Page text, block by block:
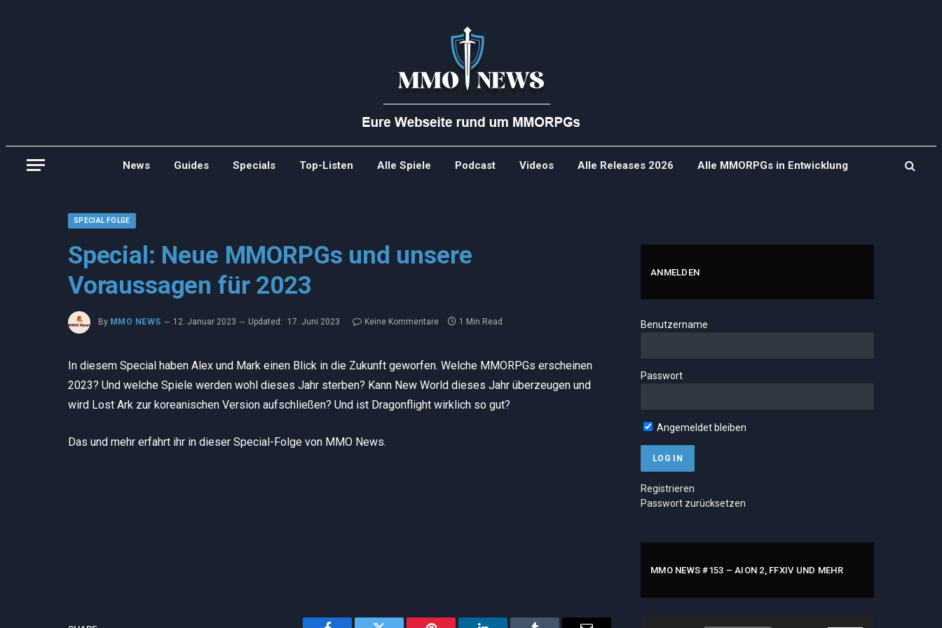
News Guides Specials Top-Listen Alle Spiele Podcast Videos Alle Releases 2026 Alle MMORPGs in Entwicklung
SPECIAL FOLGE
Special: Neue MMORPGs und unsere
Voraussagen für 2023
By MMO NEWS 12. Januar 2023 Updated: 17. Juni 2023 Keine Kommentare 1 Min Read
In diesem Special haben Alex und Mark einen Blick in die Zukunft geworfen. Welche MMORPGs erscheinen
2023? Und welche Spiele werden wohl dieses Jahr sterben? Kann New World dieses Jahr überzeugen und
wird Lost Ark zur koreanischen Version aufschließen? Und ist Dragonflight wirklich so gut?
Das und mehr erfahrt ihr in dieser Special-Folge von MMO News.
ANMELDEN
Benutzername
Passwort
Angemeldet bleiben
Registrieren
Passwort zurücksetzen
MMO NEWS #153 – AION 2, FFXIV UND MEHR